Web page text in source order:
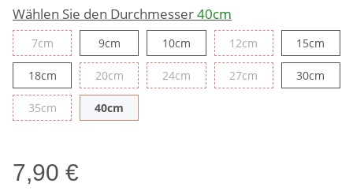
Wählen Sie den Durchmesser40cm
7cm7cm 9cm9cm 10cm10cm 12cm 12cm 15cm
18cm18cm 20cm20cm 24cm24cm 27cm 27cm 30cm
35cm35cm 40cm
7,90 €